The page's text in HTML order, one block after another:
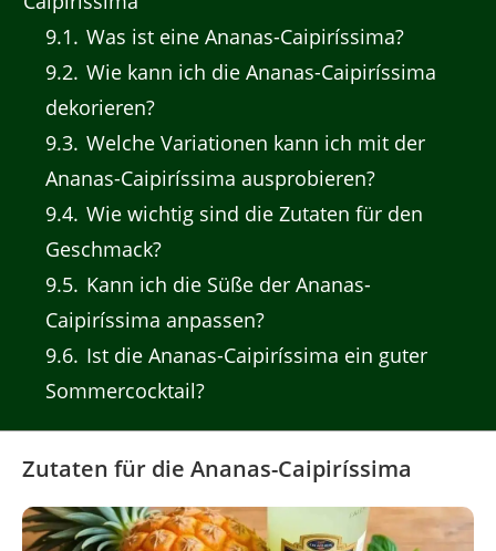
9.1
Was ist eine Ananas-Caipiríssima?
9.2 Wie kann ich die Ananas-Caipiríssima
dekorieren?
9.3 Welche Variationen kann ich mit der
Ananas-Caipiríssima ausprobieren?
9.4 Wie wichtig sind die Zutaten für den
Geschmack?
9.5 Kann ich die Süße der Ananas-
Caipiríssima anpassen?
9.6 Ist die Ananas-Caipiríssima ein guter
Sommercocktail?
Zutaten für die Ananas-Caipiríssima